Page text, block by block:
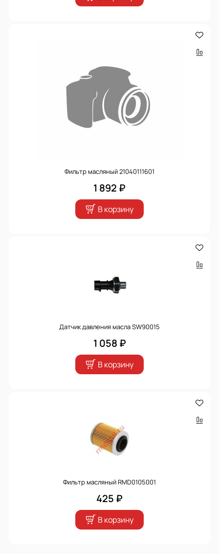
Фильтр масляный 21040111601
1 892 ₽
В корзину
Датчик давления масла SW90015
1 058 ₽
В корзину
Фильтр масляный RMD0105001
425 ₽
В корзину